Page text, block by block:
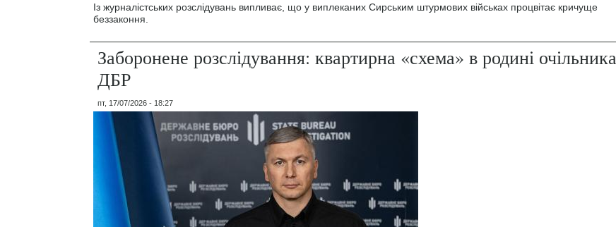
Із журналістських розслідувань випливає, що у виплеканих Сирським штурмових військах процвітає кричуще
беззаконня.
Заборонене розслідування: квартирна «схема» в родині очільника
ДБР
пт, 17/07/2026 - 18:27